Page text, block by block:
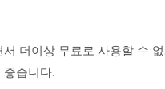
더이상 무료로 사용할 수
좋습니다.